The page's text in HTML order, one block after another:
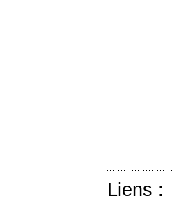
Liens :